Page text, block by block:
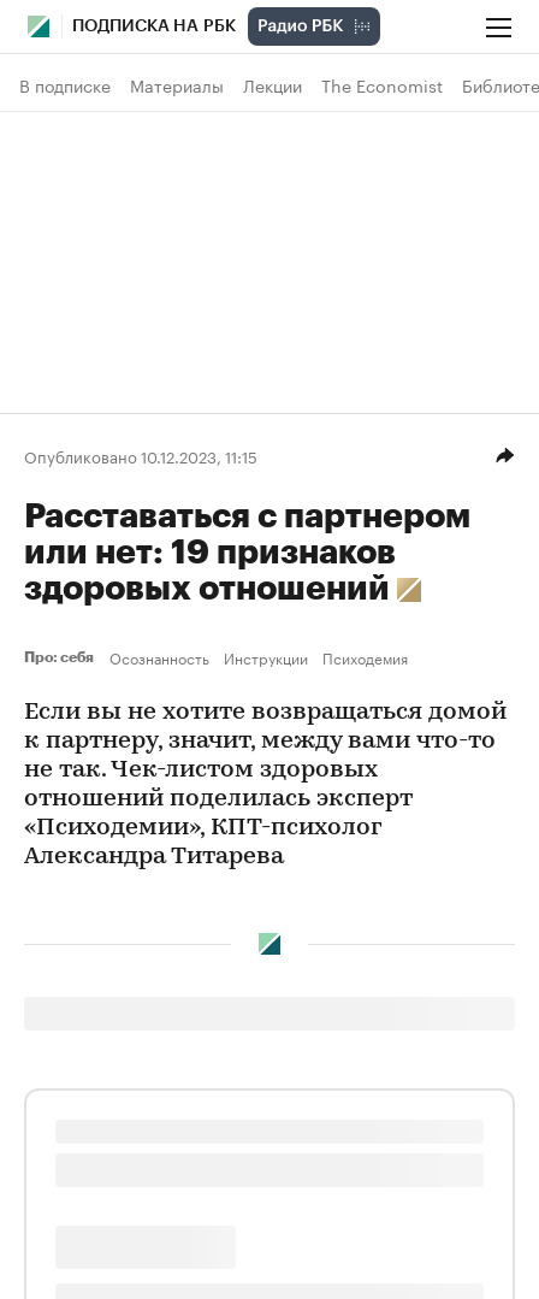
ПОДПИСКА НА РБК
В подписке Материалы Лекции The Economist
Опубликовано 10.12.2023, 11:15
Расставаться с партнером
или нет: 19 признаков
здоровых отношений
Про: себя Осознанность Инструкции Психодемия
Если вы не хотите возвращаться домой
к партнеру, значит, между вами что-то
не так. Чек-листом здоровых
отношений поделилась эксперт
«Психодемии», КПТ-психолог
Александра Титарева